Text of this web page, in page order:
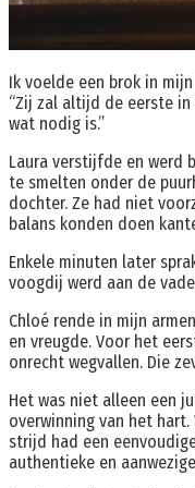
Ik voelde een brok in
“Zij zal altijd de eerste
wat nodig is.”
Laura verstijfde en werd
te smelten onder de
dochter. Ze had niet
balans konden doen
Enkele minuten later
voogdij werd aan de
Chloé rende in mijn
en vreugde. Voor het
onrecht wegvallen. Die
Het was niet alleen een
overwinning van het
strijd had een
authentieke en